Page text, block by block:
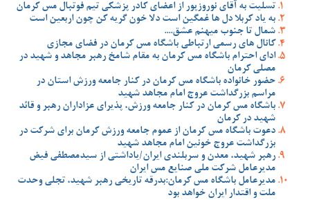
تسلیت به آقای نوروزپور از اعضای کادر پزشکی تیم فوتبال مس کرمان
به یاد کربلا دل ها غمگین است دلا خون گریه کن چون اربعین است
شمال تا جنوب میهنم عشق....
کانال های رسمی ارتباطی باشگاه مس کرمان در فضای مجازی
ادای احترام باشگاه مس کرمان به مقام شامخ رهبر مجاهد و شهید در
مصلی کرمان
حضور خانواده باشگاه مس کرمان در کنار جامعه ورزش استان در
مراسم بزرگداشت عروج امام مجاهد شهید
باشگاه مس کرمان در کنار جامعه ورزش، پذیرای عزاداران رهبر و قائد
شهید در کرمان
دعوت باشگاه مس کرمان از عموم جامعه ورزش کرمان برای شرکت در
بزرگداشت عروج خونین امام مجاهد شهید
رهبر شهید، معدن و سربلندی ایران/یاداشتی از سیدمصطفی‌‌ فیض
مدیرعامل شرکت ملی صنایع مس ایران
مدیرعامل باشگاه مس کرمان:بدرقه تاریخی رهبر شهید، تجلی وحدت
ملت و اقتدار ایران خواهد بود